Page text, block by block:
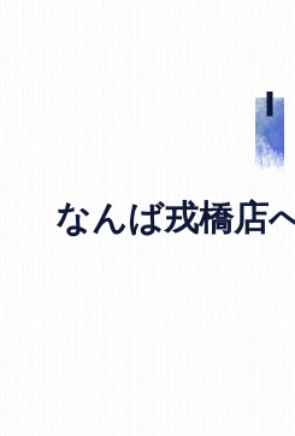
なんば戎橋店